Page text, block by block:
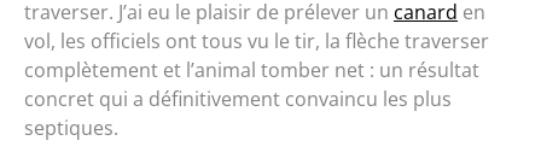
traverser. J’ai eu le plaisir de prélever un canard en
vol, les officiels ont tous vu le tir, la flèche traverser
complètement et l’animal tomber net : un résultat
concret qui a définitivement convaincu les plus
septiques.